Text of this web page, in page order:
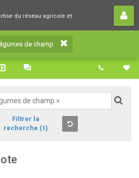
du réseau agricole et
de champ
du réseau agricole et
de champ
Filtrer la
recherche (1)